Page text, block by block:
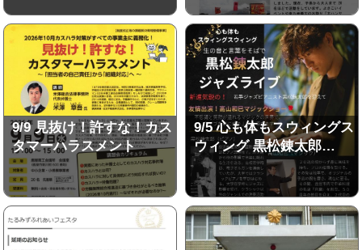
9/9 見抜け！許すな！カス
タマーハラスメント
9/5 心も体もスウィングス
ウィング 黒松錬太郎…